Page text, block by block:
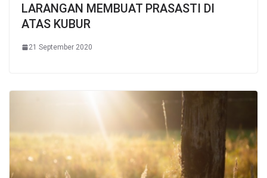
LARANGAN MEMBUAT PRASASTI DI
ATAS KUBUR
21 September 2020